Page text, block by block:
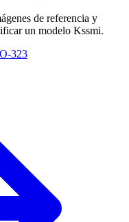
de referencia y
un modelo Kssmi.
323